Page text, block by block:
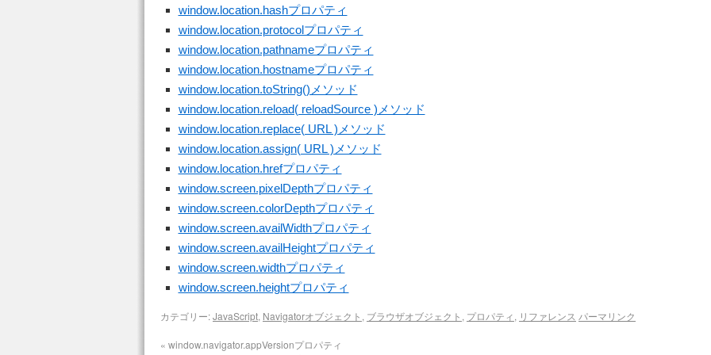
window.location.hashプロパティ
window.location.protocolプロパティ
window.location.pathnameプロパティ
window.location.hostnameプロパティ
window.location.toString()メソッド
window.location.reload( reloadSource )メソッド
window.location.replace( URL )メソッド
window.location.assign( URL )メソッド
window.location.hrefプロパティ
window.screen.pixelDepthプロパティ
window.screen.colorDepthプロパティ
window.screen.availWidthプロパティ
window.screen.availHeightプロパティ
window.screen.widthプロパティ
window.screen.heightプロパティ
カテゴリー:JavaScript, Navigatorオブジェクト , ブラウザオブジェクト , プロパティ, リファレンス パーマリンク
« window.navigator.appVersionプロパティ